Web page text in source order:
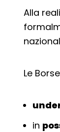
Alla
Le
in